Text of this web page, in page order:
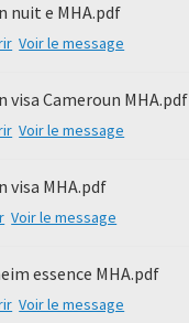
nuit e MHA.pdf
Voir le message
visa Cameroun MHA.pdf
Voir le message
visa MHA.pdf
Voir le message
essence MHA.pdf
Voir le message